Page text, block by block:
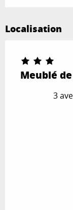
Localisation
Meublé
3